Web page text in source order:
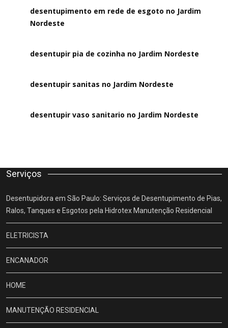
desentupimento em rede de esgoto no Jardim
Nordeste
desentupir pia de cozinha no Jardim Nordeste
desentupir sanitas no Jardim Nordeste
desentupir vaso sanitario no Jardim Nordeste
Serviços
Desentupidora em São Paulo: Serviços de Desentupimento de Pias,
Ralos, Tanques e Esgotos pela Hidrotex Manutenção Residencial
ELETRICISTA
ENCANADOR
HOME
MANUTENÇÃO RESIDENCIAL